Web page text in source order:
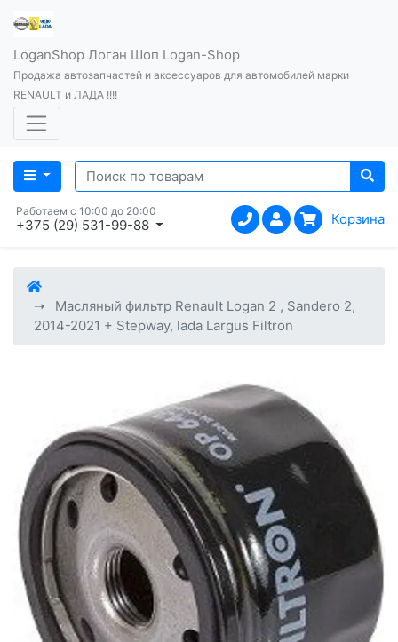
LoganShop Логан Шоп Logan-Shop
Продажа автозапчастей и аксессуаров для автомобилей марки
RENAULT и ЛАДА !!!!
Работаем с 10:00 до 20:00
+375 (29) 531-99-88 Корзина
Масляный фильтр Renault Logan 2 , Sandero 2,
2014-2021 + Stepway, lada Largus Filtron